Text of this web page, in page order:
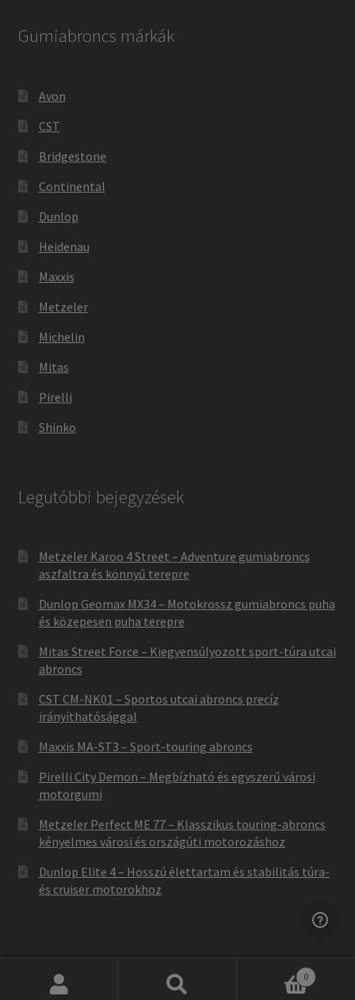
Gumiabroncs márkák
Avon
CST
Bridgestone
Continental
Dunlop
Heidenau
Maxxis
Metzeler
Michelin
Mitas
Pirelli
Shinko
Legutóbbi bejegyzések
Metzeler Karoo 4 Street – Adventure gumiabroncs
aszfaltra és könnyű terepre
Dunlop Geomax MX34 – Motokrossz gumiabroncs puha
és közepesen puha terepre
Mitas Street Force – Kiegyensúlyozott sport-túra utcai
abroncs
CST CM-NK01 – Sportos utcai abroncs precíz
irányíthatósággal
Maxxis MA-ST3 – Sport-touring abroncs
Pirelli City Demon – Megbízható és egyszerű városi
motorgumi
Metzeler Perfect ME 77 – Klasszikus touring-abroncs
kényelmes városi és országúti motorozáshoz
Dunlop Elite 4 – Hosszú élettartam és stabilitás túra-
és cruiser motorokhoz
Keresés
0